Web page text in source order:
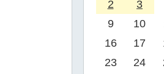
2
3
9
10
16
17
23
24